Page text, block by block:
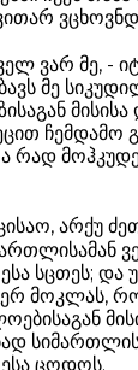
ვარ მე, -
მე
ჩემდამო
რად
არქუ
სცთეს; და
მოკლას,
ცოდოს.